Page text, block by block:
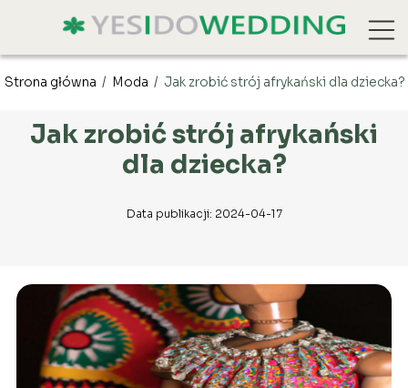
Strona główna / Moda / Jak zrobić strój afrykański dla dziecka?
Jak zrobić strój afrykański
dla dziecka?
Data publikacji: 2024-04-17